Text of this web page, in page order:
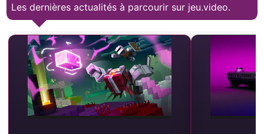
Les dernières actualités à parcourir sur jeu.video.